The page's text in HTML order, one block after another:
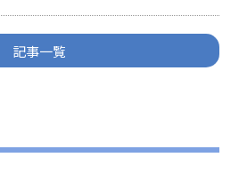
記事一覧